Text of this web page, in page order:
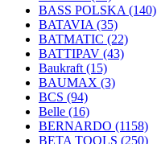
BASS POLSKA (140)
BATAVIA (35)
BATMATIC (22)
BATTIPAV (43)
Baukraft (15)
BAUMAX (3)
BCS (94)
Belle (16)
BERNARDO (1158)
BETA TOOLS (250)